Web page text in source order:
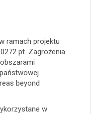
ramach projektu
pt. Zagrożenia
beyond
w